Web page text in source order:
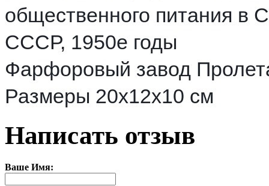
общественного питания в
СССР, 1950е годы
Фарфоровый завод
Размеры 20х12х10 см
Написать отзыв
Ваше Имя: